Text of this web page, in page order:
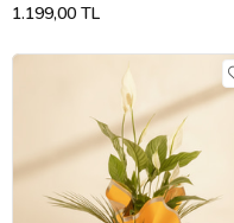
1.199,00 TL